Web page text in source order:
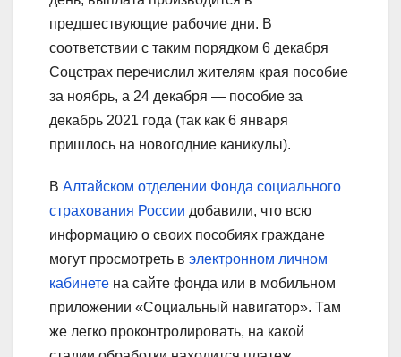
предшествующие рабочие дни. В
соответствии с таким порядком 6 декабря
Соцстрах перечислил жителям края пособие
за ноябрь, а 24 декабря — пособие за
декабрь 2021 года (так как 6 января
пришлось на новогодние каникулы).
В Алтайском отделении Фонда социального
страхования России добавили, что всю
информацию о своих пособиях граждане
могут просмотреть в электронном личном
кабинете на сайте фонда или в мобильном
приложении «Социальный навигатор». Там
же легко проконтролировать, на какой